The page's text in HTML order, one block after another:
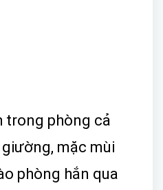
trong phòng cả
mặc mùi
phòng hắn qua